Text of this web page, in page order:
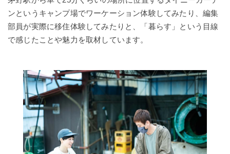
ンというキャンプ場でワーケーション体験してみたり、編集
部員が実際に移住体験してみたりと、「暮らす」という目線
で感じたことや魅力を取材しています。